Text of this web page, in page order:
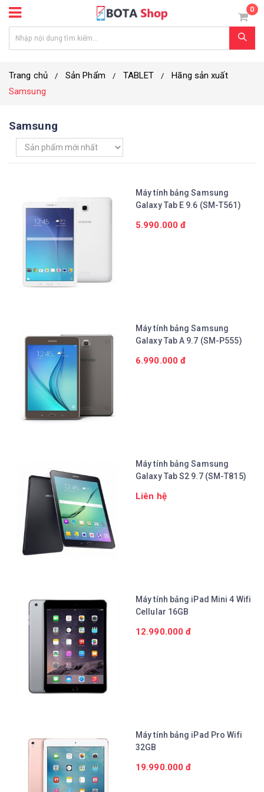
0
Trang chủ Sản Phẩm TABLET
Hãng sản xuất
Samsung
Samsung
Máy tính bảng Samsung
Galaxy Tab E 9.6 (SM-T561)
5.990.000 đ
Máy tính bảng Samsung
Galaxy Tab A 9.7 (SM-P555)
6.990.000 đ
Máy tính bảng Samsung
Galaxy Tab S2 9.7 (SM-T815)
Liên hệ
Máy tính bảng iPad Mini 4 Wifi
Cellular 16GB
12.990.000 đ
Máy tính bảng iPad Pro Wifi
32GB
19.990.000 đ